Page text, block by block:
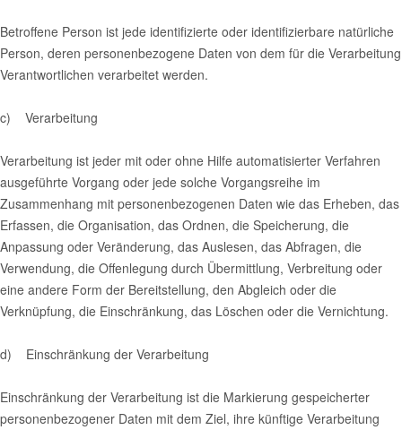
Betroffene Person ist jede identifizierte oder identifizierbare natürliche
Person, deren personenbezogene Daten von dem für die Verarbeitung
Verantwortlichen verarbeitet werden.
c) Verarbeitung
Verarbeitung ist jeder mit oder ohne Hilfe automatisierter Verfahren
ausgeführte Vorgang oder jede solche Vorgangsreihe im
Zusammenhang mit personenbezogenen Daten wie das Erheben, das
Erfassen, die Organisation, das Ordnen, die Speicherung, die
Anpassung oder Veränderung, das Auslesen, das Abfragen, die
Verwendung, die Offenlegung durch Übermittlung, Verbreitung oder
eine andere Form der Bereitstellung, den Abgleich oder die
Verknüpfung, die Einschränkung, das Löschen oder die Vernichtung.
d) Einschränkung der Verarbeitung
Einschränkung der Verarbeitung ist die Markierung gespeicherter
personenbezogener Daten mit dem Ziel, ihre künftige Verarbeitung